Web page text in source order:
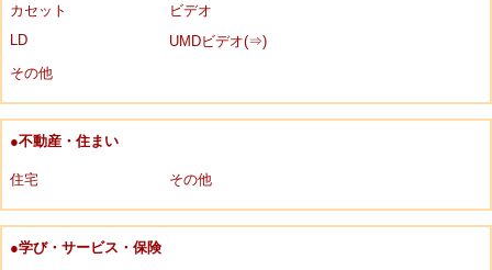
カセット
ビデオ
LD
UMDビデオ(⇒)
その他
●不動産・住まい
住宅 その他
●学び・サービス・保険